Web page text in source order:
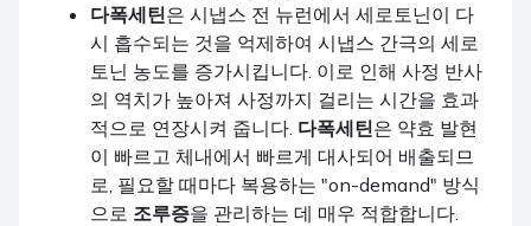
다폭세틴은 시냅스 전 뉴런에서 세로토닌이 다
시 흡수되는 것을 억제하여 시냅스 간극의 세로
토닌 농도를 증가시킵니다. 이로 인해 사정 반사
의 역치가 높아져 사정까지 걸리는 시간을 효과
적으로 연장시켜 줍니다. 다폭세틴은 약효 발현
이 빠르고 체내에서 빠르게 대사되어 배출되므
로, 필요할 때마다 복용하는 "on-demand" 방식
으로 조루증을 관리하는 데 매우 적합합니다.